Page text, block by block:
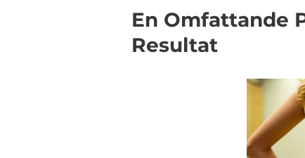
En Omfattande
Resultat